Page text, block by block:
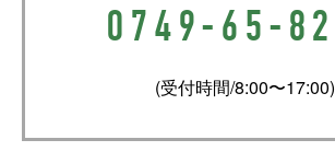
0749-65-
(受付時間/8:00〜17:00)